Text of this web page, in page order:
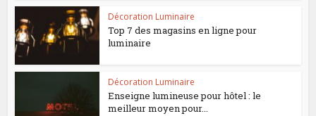
Décoration Luminaire
Top 7 des magasins en ligne pour
luminaire
Décoration Luminaire
Enseigne lumineuse pour hôtel : le
meilleur moyen pour...